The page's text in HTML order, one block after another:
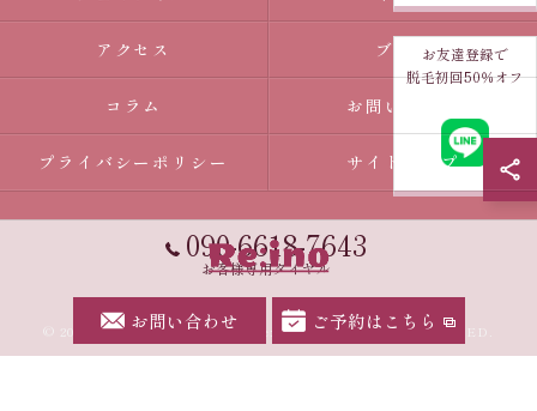
お友達登録で
脱毛初回50％オフ
090-6618-7643
お客様専用ダイヤル
お問い合わせ ご予約はこちら
アクセス ブログ
コラム お問い合わせ
プライバシーポリシー サイトマップ
© 2026 愛知県幸田町の脱毛ならRe:ino ALL RIGHTS RESERVED.